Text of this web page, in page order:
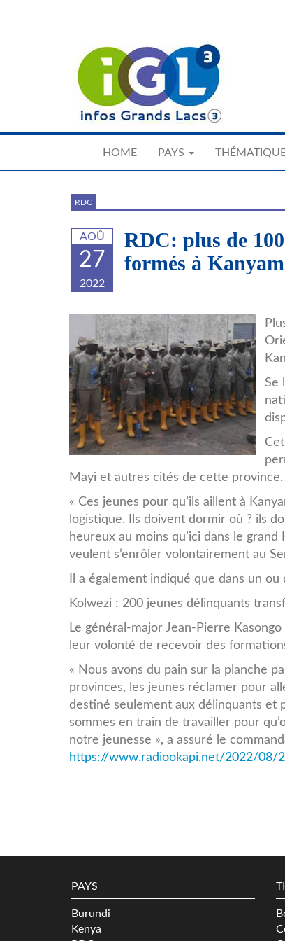
HOME PAYS
RDC
AOÛ
27
2022
RDC: plus de
formés à
Kul.jpg
Se
Mayi et autres cités de cette province.
« Ces jeunes pour qu’ils aillent à
logistique. Ils doivent dormir où ? ils
heureux au moins qu’ici dans le
veulent s’enrôler volontairement au
Il a également indiqué que dans un
Kolwezi : 200 jeunes délinquants
Le général-major Jean-Pierre
leur volonté de recevoir des
« Nous avons du pain sur la planche
provinces, les jeunes réclamer pour
destiné seulement aux délinquants et
sommes en train de travailler pour
notre jeunesse », a assuré le
https://www.radiookapi.net/2022/08/
PAYS
Burundi
Kenya